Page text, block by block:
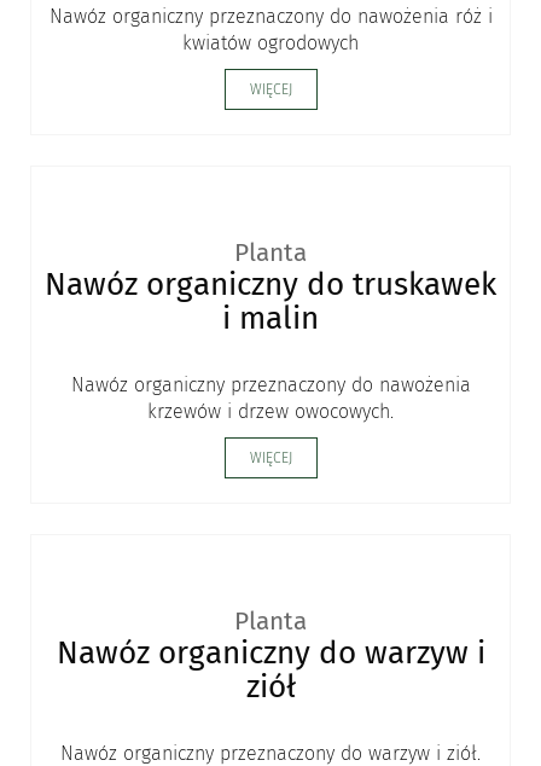
Nawóz organiczny przeznaczony do nawożenia róż i
kwiatów ogrodowych
WIĘCEJ
Planta
Nawóz organiczny do truskawek
i malin
Nawóz organiczny przeznaczony do nawożenia
krzewów i drzew owocowych.
WIĘCEJ
Planta
Nawóz organiczny do warzyw i
ziół
Nawóz organiczny przeznaczony do warzyw i ziół.